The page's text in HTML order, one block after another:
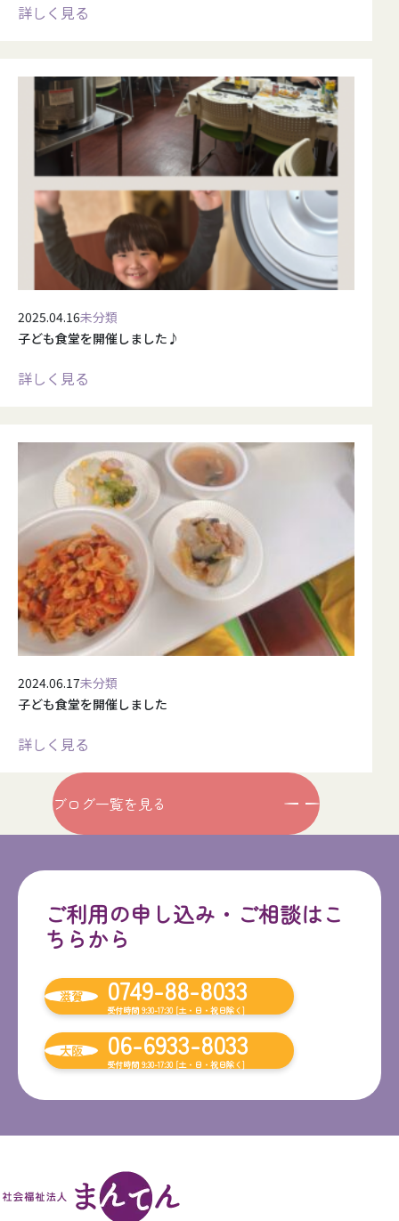
詳しく見る
2025.04.16未分類
子ども食堂を開催しました♪
詳しく見る
2024.06.17未分類
子ども食堂を開催しました
詳しく見る
ブログ一覧を見る
ご利用の申し込み・ご相談はこ
ちらから
滋賀 0749-88-8033
受付時間 9:30-17:30 [土・日・祝日除く]
大阪 06-6933-8033
受付時間 9:30-17:30 [土・日・祝日除く]